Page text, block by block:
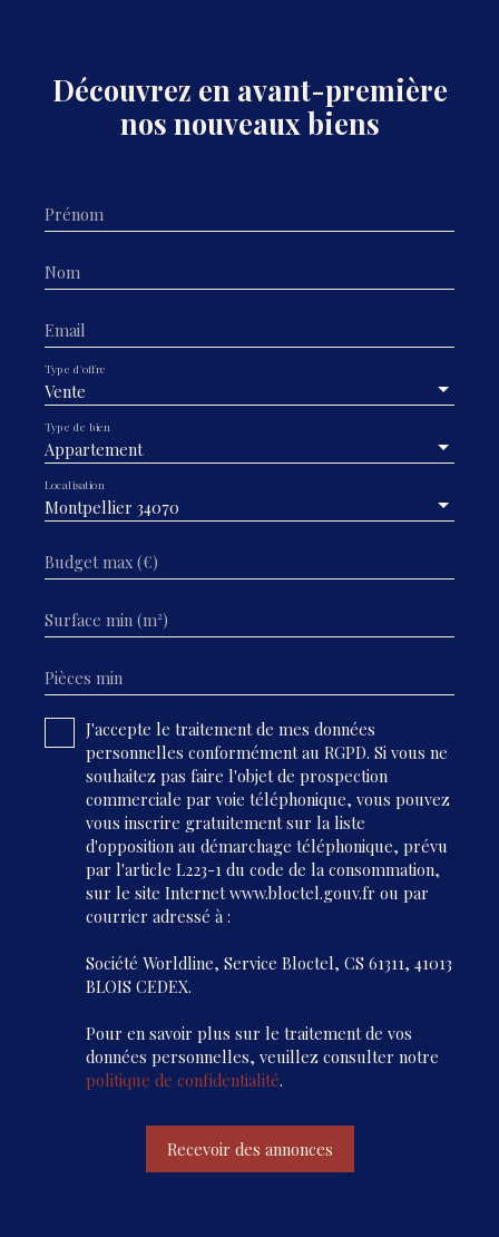
Découvrez en avant-première
nos nouveaux biens
Prénom
Nom
Email
Vente
Type d'offre
Appartement
Type de bien
Montpellier 34070
Localisation
Budget max (€)
Surface min (m²)
Pièces min
J'accepte le traitement de mes données
personnelles conformément au RGPD. Si vous ne
souhaitez pas faire l'objet de prospection
commerciale par voie téléphonique, vous pouvez
vous inscrire gratuitement sur la liste
d'opposition au démarchage téléphonique, prévu
par l'article L223-1 du code de la consommation,
sur le site Internet www.bloctel.gouv.fr ou par
courrier adressé à :
Société Worldline, Service Bloctel, CS 61311, 41013
BLOIS CEDEX.
Pour en savoir plus sur le traitement de vos
données personnelles, veuillez consulter notre
politique de confidentialité.
Recevoir des annonces